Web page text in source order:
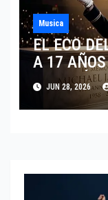
Musica
EL ECO
A 17
EL
2026
JUN 28, 2026